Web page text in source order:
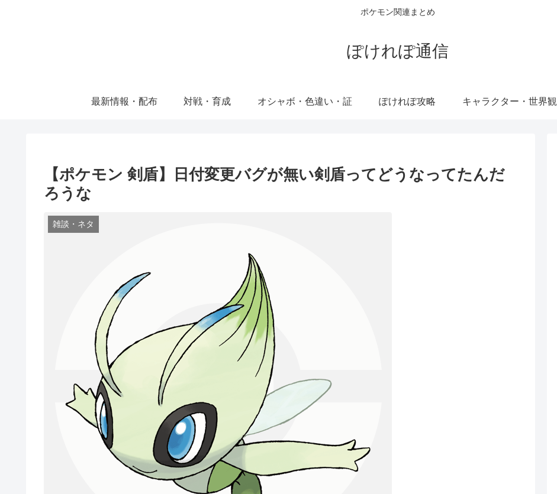
ポケモン関連まとめ
ぽけれぽ通信
最新情報・配布 対戦・育成 オシャボ・色違い・証 ぽけれぽ攻略 キャラクター・世界観
【ポケモン 剣盾】日付変更バグが無い剣盾ってどうなってたんだ
ろうな
雑談・ネタ